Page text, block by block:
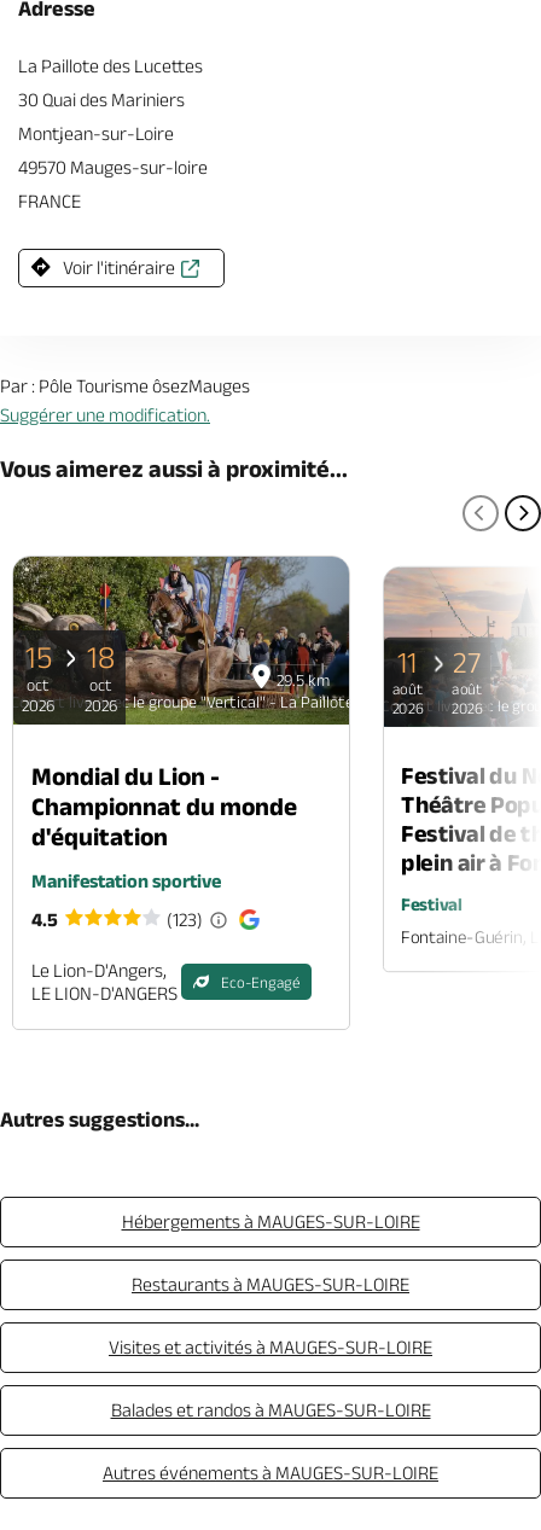
Adresse
La Paillote des Lucettes
30 Quai des Mariniers
Montjean-sur-Loire
49570 Mauges-sur-loire
FRANCE
Voir l'itinéraire
Par : Pôle Tourisme ôsezMauges
Suggérer une modification.
Vous aimerez aussi à proximité...
29.5 km
Concert live avec le groupe "Vertical" - La Paillote des Lucettes
15
oct
2026
18
oct
2026
Mondial du Lion -
Championnat du monde
d'équitation
Manifestation sportive
4.5
(123)
Le Lion-D'Angers,
LE LION-D'ANGERS
Eco-Engagé
Concert live avec le
11
août
2026
27
août
2026
Festival du
Théâtre
Festival de
plein air à
Festival
Fontaine-Guérin,
Autres suggestions...
Hébergements à MAUGES-SUR-LOIRE
Restaurants à MAUGES-SUR-LOIRE
Visites et activités à MAUGES-SUR-LOIRE
Balades et randos à MAUGES-SUR-LOIRE
Autres événements à MAUGES-SUR-LOIRE